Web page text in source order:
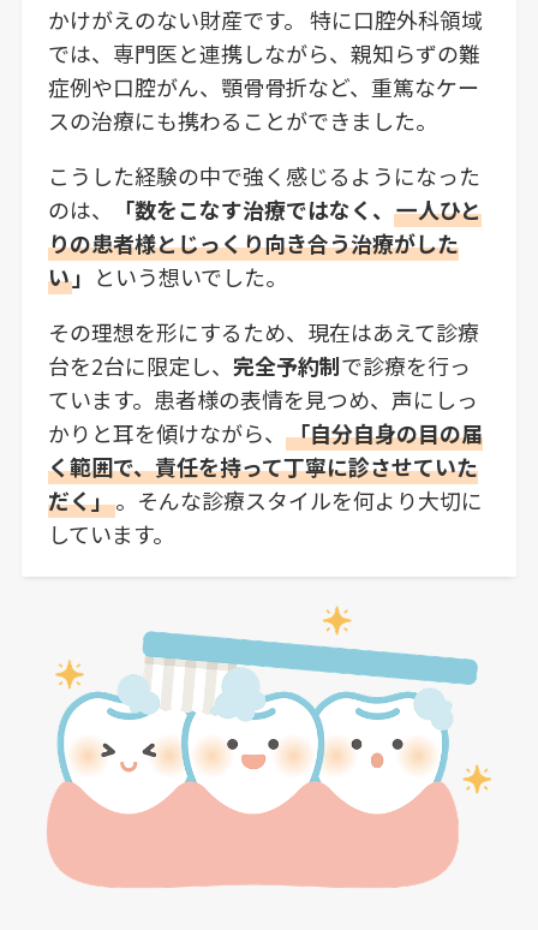
かけがえのない財産です。 特に口腔外科領域
では、専門医と連携しながら、親知らずの難
症例や口腔がん、顎骨骨折など、重篤なケー
スの治療にも携わることができました。
こうした経験の中で強く感じるようになった
のは、
「数をこなす治療ではなく、一人ひと
りの患者様とじっくり向き合う治療がした
い 」 という想いでした。
その理想を形にするため、現在はあえて診療
台を2台に限定し、 完全予約制で診療を行っ
ています。患者様の表情を見つめ、声にしっ
かりと耳を傾けながら、「自分自身の目の届
く範囲で、責任を持って丁寧に診させていた
だく」。そんな診療スタイルを何より大切に
しています。